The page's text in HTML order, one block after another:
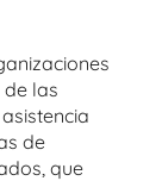
las
de
que